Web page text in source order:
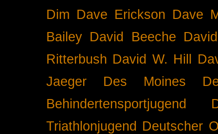
Dim Dave Erickson Dave
Bailey David Beeche
Ritterbush David W. Hill
Jaeger
Des Moines
Behindertensportjugend
Triathlonjugend Deutscher